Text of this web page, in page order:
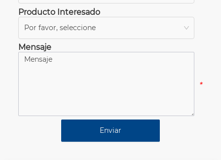
Producto Interesado
Por favor, seleccione
Mensaje
*
Enviar